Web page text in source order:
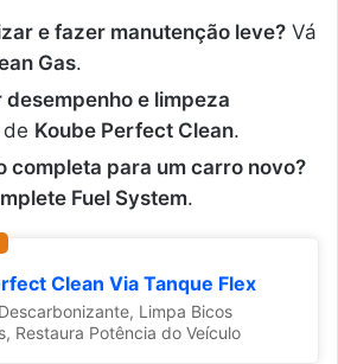
e fazer manutenção leve? Vá
Gas.
desempenho e limpeza
Koube Perfect Clean.
completa para um carro novo?
Fuel System.
Clean Via Tanque Flex
Limpa Bicos
Restaura Potência do Veículo